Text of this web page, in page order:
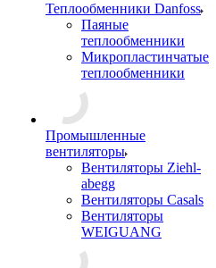
Теплообменники Danfoss
Паяные
теплообменники
Микропластинчатые
теплообменники
Промышленные
вентиляторы
Вентиляторы Ziehl-
abegg
Вентиляторы Casals
Вентиляторы
WEIGUANG